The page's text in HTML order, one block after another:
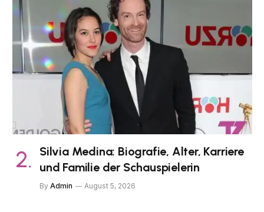
Silvia Medina: Biografie, Alter, Karriere
und Familie der Schauspielerin
By Admin August 5, 2026